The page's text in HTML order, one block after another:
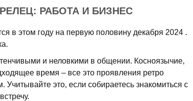
РАБОТА И БИЗНЕС
в этом году на первую половину декабря 2024 .
и неловкими в общении. Косноязычие,
время – все это проявления ретро
это, если собираетесь знакомиться с